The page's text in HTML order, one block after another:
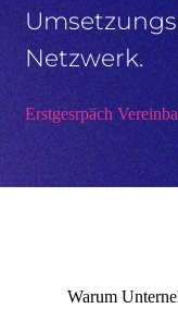
Netzwerk.
Erstgesrpäch
Warum